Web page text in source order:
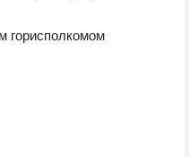
горисполкомом